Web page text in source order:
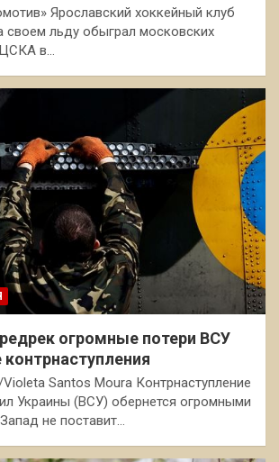
Ярославский хоккейный клуб
своем льду обыграл московских
ЦСКА в…
огромные потери ВСУ
Violeta Santos Moura Контрнаступление
Украины (ВСУ) обернется огромными
не поставит…